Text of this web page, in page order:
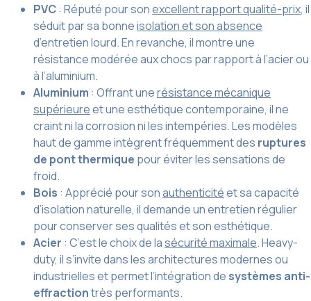
PVC: Réputé pour sonexcellent rapport qualité-prix, il
séduit par sa bonneisolation et son absence
d’entretien lourd. En revanche, il montre une
résistance modérée aux chocs par rapport à l’acier ou
à l’aluminium.
Aluminium : Offrant unerésistance mécanique
supérieureet une esthétique contemporaine, il ne
craint ni la corrosion ni les intempéries. Les modèles
haut de gamme intègrent fréquemment des ruptures
de pont thermique pour éviter les sensations de
froid.
Bois : Apprécié pour sonauthenticitéet sa capacité
d’isolation naturelle, il demande un entretien régulier
pour conserver ses qualités et son esthétique.
Acier : C’est le choix de lasécurité maximale. Heavy-
duty, il s’invite dans les architectures modernes ou
industrielles et permet l’intégration de systèmes anti-
effractiontrès performants.